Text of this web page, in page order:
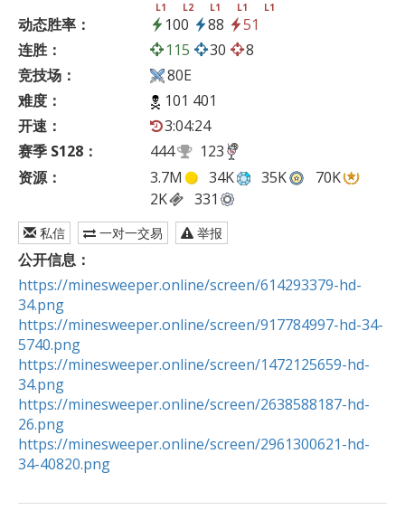
L1 L2 L1 L1 L1
动态胜率： 100 88
51
连胜：
115 30
8
竞技场：
80E
难度：
101 401
开速：
3:04:24
赛季 S128：
444
123
资源：
3.7M 34K 35K
70K
2K
331
私信 一对一交易 举报
公开信息：
https://minesweeper.online/screen/614293379-hd-
34.png
https://minesweeper.online/screen/917784997-hd-34-
5740.png
https://minesweeper.online/screen/1472125659-hd-
34.png
https://minesweeper.online/screen/2638588187-hd-
26.png
https://minesweeper.online/screen/2961300621-hd-
34-40820.png